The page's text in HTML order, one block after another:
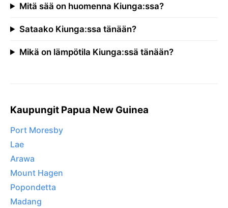
Mitä sää on huomenna Kiunga:ssa?
Sataako Kiunga:ssa tänään?
Mikä on lämpötila Kiunga:ssä tänään?
Kaupungit Papua New Guinea
Port Moresby
Lae
Arawa
Mount Hagen
Popondetta
Madang